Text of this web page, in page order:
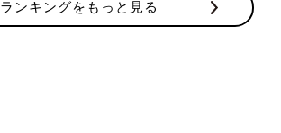
ランキングをもっと見る